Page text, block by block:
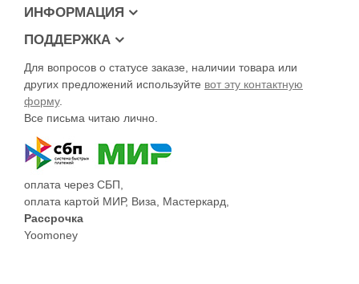
ИНФОРМАЦИЯ
ПОДДЕРЖКА
Для вопросов о статусе заказе, наличии товара или
других предложений используйте вот эту контактную
форму.
Все письма читаю лично.
оплата через СБП,
оплата картой МИР, Виза, Мастеркард,
Рассрочка
Yoomoney